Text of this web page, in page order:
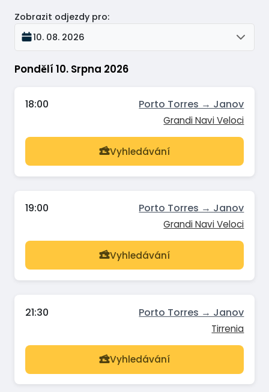
Pondělí 10. Srpna 2026
Zobrazit odjezdy pro:
10. 08. 2026
18:00 Porto Torres → Janov
Grandi Navi Veloci
Vyhledávání
19:00 Porto Torres → Janov
Grandi Navi Veloci
Vyhledávání
21:30 Porto Torres → Janov
Tirrenia
Vyhledávání